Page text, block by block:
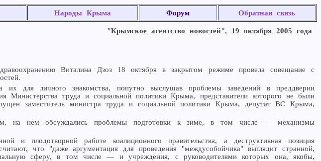
Народы Крыма Форум Обратная связь
"Крымское агентство новостей", 19 октября 2005 года
Виталина Дзоз 18 октября в закрытом режиме провела совещание с
для личного знакомства, попутно выслушав проблемы заведений в преддверии
труда и социальной политики Крыма, представители которого не были
заместитель министра труда и социальной политики Крыма, депутат ВС Крыма,
на нем обсуждались проблемы подготовки к зиме, в том числе — механизмы
и плодотворной работе коалиционного правительства, а деструктивная позиция
что "даже аргументация для проведения "междусобойчика" выглядит странной,
сферу, в том числе — и учреждения, с руководителями которых она, якобы,